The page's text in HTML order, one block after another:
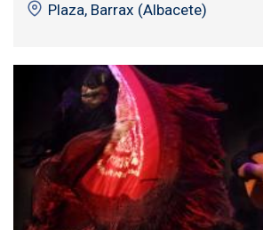
Plaza, Barrax (Albacete)